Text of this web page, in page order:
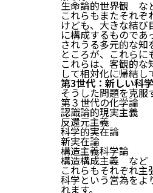
生命論的世界観 な
これらもまたそれぞ
けども、大きな結
に構成するもので
されうる多元的な知
ところが、これらに
これらは、客観的
して相対化に帰結
第3世代：新しい科
そうした問題を克服
第３世代の化学論
認識論的現実主義
反還元主義
科学的実在論
新実在論
構造主義科学論
構造構成主義 など
これらもそれぞれ主
科学という営為をよ
れます。